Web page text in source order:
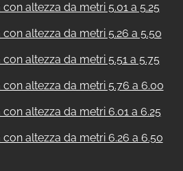
altezza da metri 5.01 a 5.25
altezza da metri 5.26 a 5.50
altezza da metri 5.51 a 5.75
altezza da metri 5.76 a 6.00
altezza da metri 6.01 a 6.25
altezza da metri 6.26 a 6.50